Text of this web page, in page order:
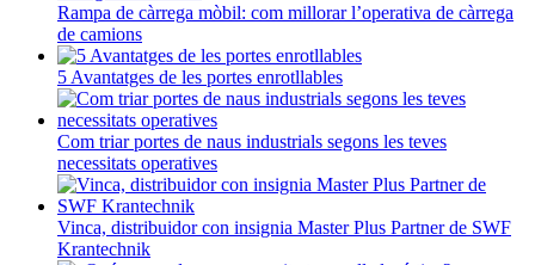
Rampa de càrrega mòbil: com millorar l’operativa de càrrega
de camions
5 Avantatges de les portes enrotllables
Com triar portes de naus industrials segons les teves
necessitats operatives
Vinca, distribuidor con insignia Master Plus Partner de SWF
Krantechnik